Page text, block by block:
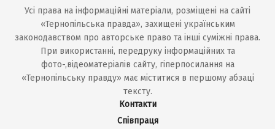
Усі права на інформаційні матеріали, розміщені на сайті
«Тернопільська правда», захищені українським
законодавством про авторське право та інші суміжні права.
При використанні, передруку інформаційних та
фото-,відеоматеріалів сайту, гіперпосилання на
«Тернопільську правду» має міститися в першому абзаці
тексту.
Контакти
Співпраця